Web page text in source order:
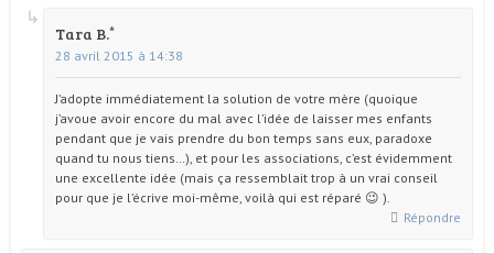
Tara B.
28 avril 2015 à 14:38
J’adopte immédiatement la solution de votre mère (quoique
j’avoue avoir encore du mal avec l’idée de laisser mes enfants
pendant que je vais prendre du bon temps sans eux, paradoxe
quand tu nous tiens…), et pour les associations, c’est évidemment
une excellente idée (mais ça ressemblait trop à un vrai conseil
pour que je l’écrive moi-même, voilà qui est réparé 😉 ).
Répondre